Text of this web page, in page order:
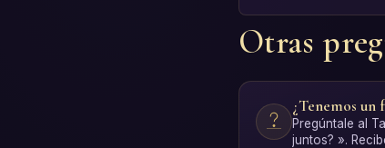
Otras
¿Tenemos un
Pregúntale al
juntos? ».